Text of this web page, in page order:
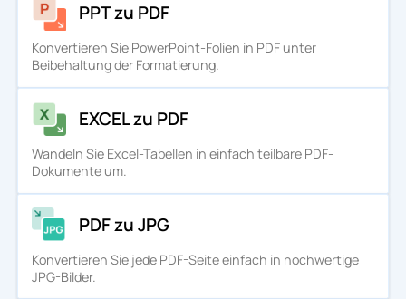
PPT zu PDF
Konvertieren Sie PowerPoint-Folien in PDF unter
Beibehaltung der Formatierung.
EXCEL zu PDF
Wandeln Sie Excel-Tabellen in einfach teilbare PDF-
Dokumente um.
PDF zu JPG
Konvertieren Sie jede PDF-Seite einfach in hochwertige
JPG-Bilder.